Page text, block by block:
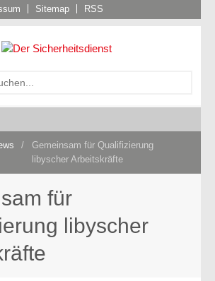
Sitemap RSS
/
Gemeinsam für Qualifizierung
libyscher Arbeitskräfte
für
libyscher